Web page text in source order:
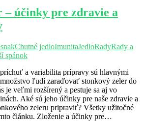
– účinky pre zdravie a
Chutné jedloImunitaJedloRadyRady a
spánok
a variabilita prípravy sú hlavnými
ľudí zaraďovať stonkový zeler do
je veľmi rozšírený a pestuje sa aj vo
Aké sú jeho účinky pre naše zdravie a
zeleru pripraviť? Všetky užitočné
článku. Zloženie a účinky pre…